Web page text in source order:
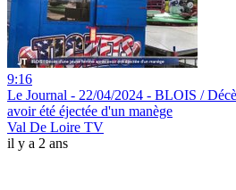
9:16
Le Journal - 22/04/2024 - BLOIS /
avoir été éjectée d'un manège
Val De Loire TV
il y a 2 ans